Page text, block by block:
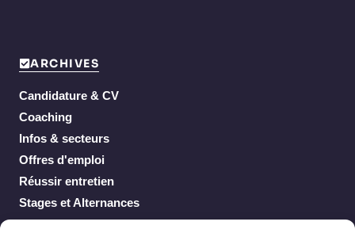
ARCHIVES
Candidature & CV
Coaching
Infos & secteurs
Offres d'emploi
Réussir entretien
Stages et Alternances
Work From Home